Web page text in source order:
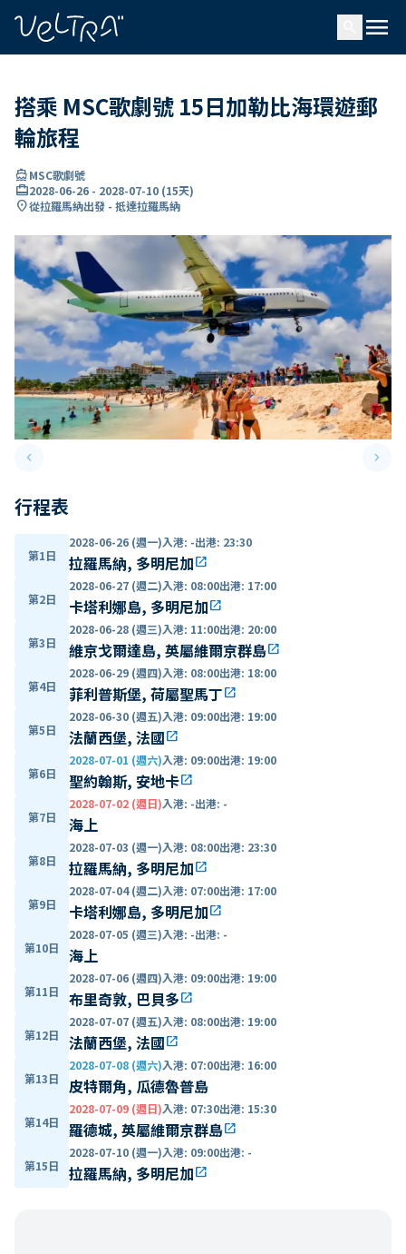
menu
搭乘 MSC歌劇號 15日加勒比海環遊郵
輪旅程
directions_boatMSC歌劇號
card_travel2028-06-26 - 2028-07-10 (15天)
location_on從拉羅馬納出發 - 抵達拉羅馬納
keyboard_arrow_leftPrevious slide keyboard_arrow_right
行程表
第1日
2028-06-26 (週一)入港: -出港: 23:30
拉羅馬納, 多明尼加open_in_new
第2日
2028-06-27 (週二)入港: 08:00出港: 17:00
卡塔利娜島, 多明尼加open_in_new
第3日
2028-06-28 (週三)入港: 11:00出港: 20:00
維京戈爾達島, 英屬維爾京群島open_in_new
第4日
2028-06-29 (週四)入港: 08:00出港: 18:00
菲利普斯堡, 荷屬聖馬丁open_in_new
第5日
2028-06-30 (週五)入港: 09:00出港: 19:00
法蘭西堡, 法國open_in_new
第6日
2028-07-01 (週六)入港: 09:00出港: 19:00
聖約翰斯, 安地卡open_in_new
第7日
2028-07-02 (週日)入港: -出港: -
海上
第8日
2028-07-03 (週一)入港: 08:00出港: 23:30
拉羅馬納, 多明尼加open_in_new
第9日
2028-07-04 (週二)入港: 07:00出港: 17:00
卡塔利娜島, 多明尼加open_in_new
第10日
2028-07-05 (週三)入港: -出港: -
海上
第11日
2028-07-06 (週四)入港: 09:00出港: 19:00
布里奇敦, 巴貝多open_in_new
第12日
2028-07-07 (週五)入港: 08:00出港: 19:00
法蘭西堡, 法國open_in_new
第13日
2028-07-08 (週六)入港: 07:00出港: 16:00
皮特爾角, 瓜德魯普島
第14日
2028-07-09 (週日)入港: 07:30出港: 15:30
羅德城, 英屬維爾京群島open_in_new
第15日
2028-07-10 (週一)入港: 09:00出港: -
拉羅馬納, 多明尼加open_in_new